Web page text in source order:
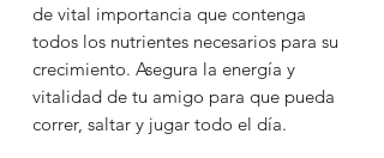
de vital importancia que contenga
todos los nutrientes necesarios para su
crecimiento. Asegura la energía y
vitalidad de tu amigo para que pueda
correr, saltar y jugar todo el día.